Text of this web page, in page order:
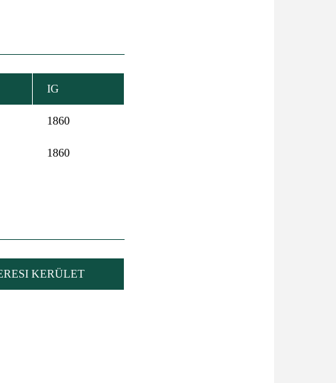
IG
1860
1860
KERÜLET